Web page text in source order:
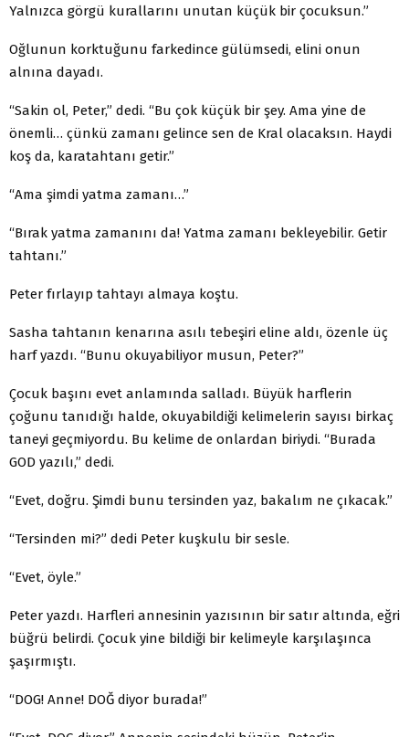
Yalnızca görgü kurallarını unutan küçük bir çocuksun.”
Oğlunun korktuğunu farkedince gülümsedi, elini onun
alnına dayadı.
“Sakin ol, Peter,” dedi. “Bu çok küçük bir şey. Ama yine de
önemli… çünkü zamanı gelince sen de Kral olacaksın. Haydi
koş da, karatahtanı getir.”
“Ama şimdi yatma zamanı…”
“Bırak yatma zamanını da! Yatma zamanı bekleyebilir. Getir
tahtanı.”
Peter fırlayıp tahtayı almaya koştu.
Sasha tahtanın kenarına asılı tebeşiri eline aldı, özenle üç
harf yazdı. “Bunu okuyabiliyor musun, Peter?”
Çocuk başını evet anlamında salladı. Büyük harflerin
çoğunu tanıdığı halde, okuyabildiği kelimelerin sayısı birkaç
taneyi geçmiyordu. Bu kelime de onlardan biriydi. “Burada
GOD yazılı,” dedi.
“Evet, doğru. Şimdi bunu tersinden yaz, bakalım ne çıkacak.”
“Tersinden mi?” dedi Peter kuşkulu bir sesle.
“Evet, öyle.”
Peter yazdı. Harfleri annesinin yazısının bir satır altında, eğri
büğrü belirdi. Çocuk yine bildiği bir kelimeyle karşılaşınca
şaşırmıştı.
“DOG! Anne! DOĞ diyor burada!”